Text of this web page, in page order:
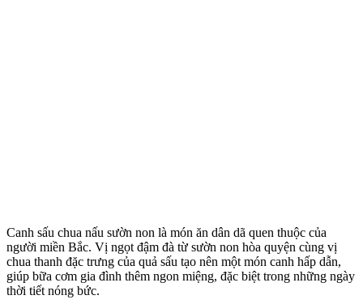
Canh sấu chua nấu sườn non là món ăn dân dã quen thuộc của
người miền Bắc. Vị ngọt đậm đà từ sườn non hòa quyện cùng vị
chua thanh đặc trưng của quả sấu tạo nên một món canh hấp dẫn,
giúp bữa cơm gia đình thêm ngon miệng, đặc biệt trong những ngày
thời tiết nóng bức.